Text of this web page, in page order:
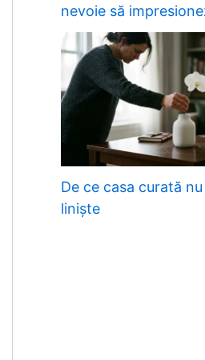
nevoie să
De ce casa curată
liniște